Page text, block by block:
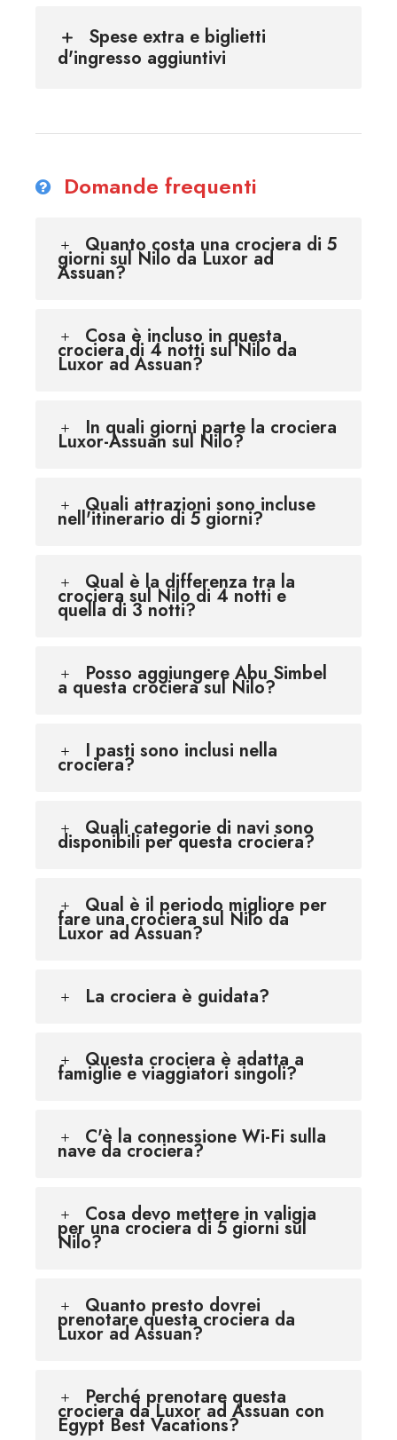
Spese extra e biglietti
d'ingresso aggiuntivi
Domande frequenti
Quanto costa una crociera di 5
giorni sul Nilo da Luxor ad
Assuan?
Cosa è incluso in questa
crociera di 4 notti sul Nilo da
Luxor ad Assuan?
In quali giorni parte la crociera
Luxor-Assuan sul Nilo?
Quali attrazioni sono incluse
nell'itinerario di 5 giorni?
Qual è la differenza tra la
crociera sul Nilo di 4 notti e
quella di 3 notti?
Posso aggiungere Abu Simbel
a questa crociera sul Nilo?
I pasti sono inclusi nella
crociera?
Quali categorie di navi sono
disponibili per questa crociera?
Qual è il periodo migliore per
fare una crociera sul Nilo da
Luxor ad Assuan?
La crociera è guidata?
Questa crociera è adatta a
famiglie e viaggiatori singoli?
C'è la connessione Wi-Fi sulla
nave da crociera?
Cosa devo mettere in valigia
per una crociera di 5 giorni sul
Nilo?
Quanto presto dovrei
prenotare questa crociera da
Luxor ad Assuan?
Perché prenotare questa
crociera da Luxor ad Assuan con
Egypt Best Vacations?